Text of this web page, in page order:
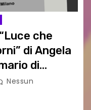
che
di Angela
di
Nessun